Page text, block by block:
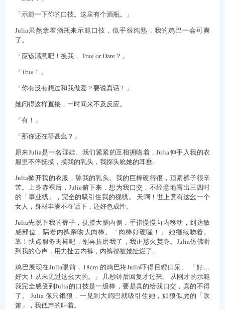
「示範一下你的口技。这里有个酒瓶。」
Julia果然拿着酒瓶来示範口技，似乎很纯熟，我的鸡巴一会可爽
了。
「应该满意吧！换我， True or Dare？」
「True！」
「你有没有想过和我做爱？要说真话！」
她问得这样直接，一时间来不及反应。
「有！」
「那你还在等甚幺？」
原来Julia是一名淫娃。我们紧紧的互相拥吻着，Julia伸手入我的衣
服里不停抚摸，摸我的乳头，我探头吮她的耳垂。
Julia掀开我的衣服，舔我的乳头。我的巨棒硬得很，顶紧裤子很辛
苦。上身赤裸后，Julia俯下来，想为我口交，不经意地露出三四吋
的「事业线」，完全的吸引住我的视线。 天啊！世上竟有这幺一个
女人，身材丰满不在话下，还好色成性。
Julia先脱下我的裤子，抚摸大腿内侧，手指慢慢向内移动，到达敏
感部位，隔着内裤亲吻大肉棒。「肉棒好硬喔！」 她继续吻着。
靠！快点服务肉棒吧，别再折磨我了，我正慾火焚身。Julia仿佛听
到我的心声，用力扯去内裤，内裤都被她扯烂了。
鸡巴展现在Julia眼前，18cm 的鸡巴将Julia吓得目瞪口呆。 「好…
好大！从未见过这幺大的。」 几秒钟后回复才过来。 从刚才的示範
我完全感受到Julia的口技是一级棒，要是真的给我口交，真的不得
了。 Julia 像只饿狼，一见到大鸡巴就吸引住她，如狼似虎的「吹
箫」，我低声的叫着。